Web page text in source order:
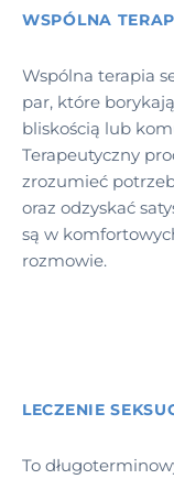
WSPÓLNA
Wspólna terapia
par, które
bliskością lub
Terapeutyczny
zrozumieć
oraz odzyskać
są w
rozmowie.
LECZENIE
To